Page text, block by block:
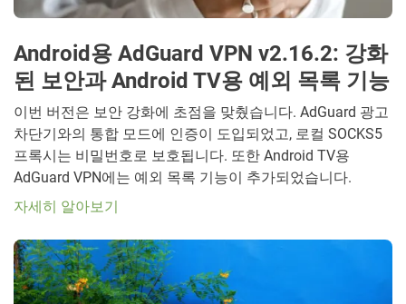
Android용 AdGuard VPN v2.16.2: 강화
된 보안과 Android TV용 예외 목록 기능
이번 버전은 보안 강화에 초점을 맞췄습니다. AdGuard 광고
차단기와의 통합 모드에 인증이 도입되었고, 로컬 SOCKS5
프록시는 비밀번호로 보호됩니다. 또한 Android TV용
AdGuard VPN에는 예외 목록 기능이 추가되었습니다.
자세히 알아보기